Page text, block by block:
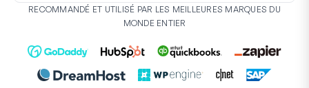
RECOMMANDÉ ET UTILISÉ PAR LES MEILLEURES MARQUES DU
MONDE ENTIER